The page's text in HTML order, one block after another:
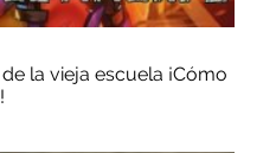
la vieja escuela ¡Cómo